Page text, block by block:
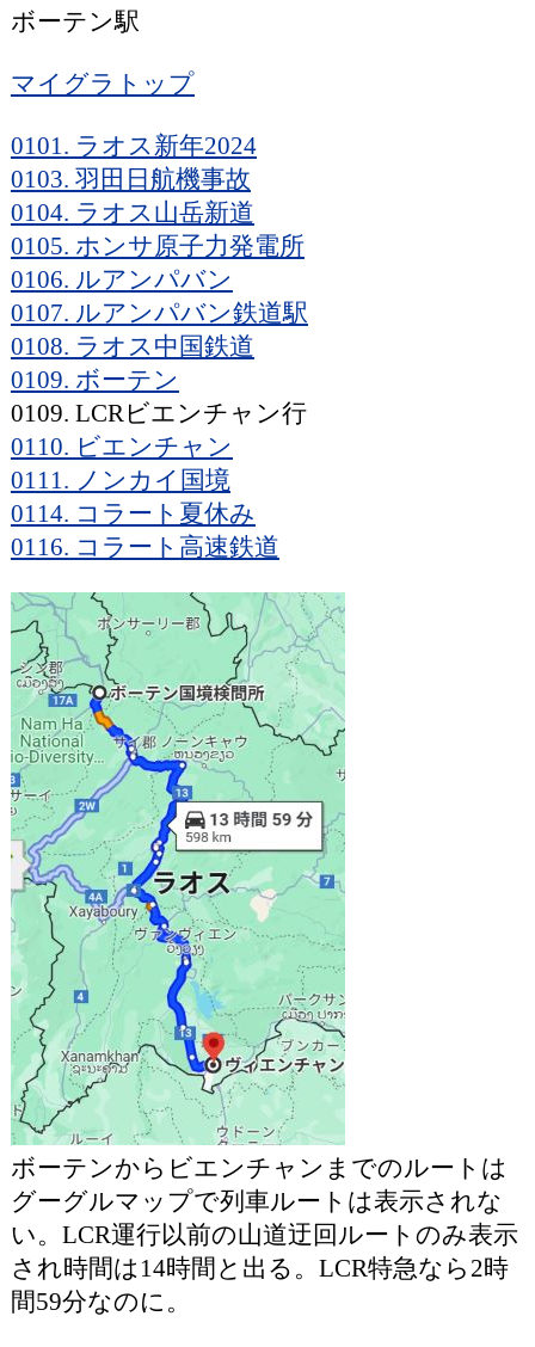
ボーテン駅
マイグラトップ
0101. ラオス新年2024
0103. 羽田日航機事故
0104. ラオス山岳新道
0105. ホンサ原子力発電所
0106. ルアンパバン
0107. ルアンパバン鉄道駅
0108. ラオス中国鉄道
0109. ボーテン
0109. LCRビエンチャン行
0110. ビエンチャン
0111. ノンカイ国境
0114. コラート夏休み
0116. コラート高速鉄道
ボーテンからビエンチャンまでのルートは
グーグルマップで列車ルートは表示されな
い。LCR運行以前の山道迂回ルートのみ表示
され時間は14時間と出る。LCR特急なら2時
間59分なのに。